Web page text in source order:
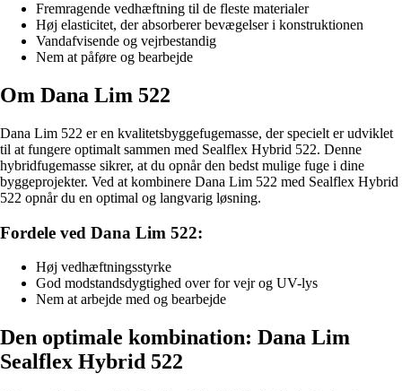
Fremragende vedhæftning til de fleste materialer
Høj elasticitet, der absorberer bevægelser i konstruktionen
Vandafvisende og vejrbestandig
Nem at påføre og bearbejde
Om Dana Lim 522
Dana Lim 522 er en kvalitetsbyggefugemasse, der specielt er udviklet
til at fungere optimalt sammen med Sealflex Hybrid 522. Denne
hybridfugemasse sikrer, at du opnår den bedst mulige fuge i dine
byggeprojekter. Ved at kombinere Dana Lim 522 med Sealflex Hybrid
522 opnår du en optimal og langvarig løsning.
Fordele ved Dana Lim 522:
Høj vedhæftningsstyrke
God modstandsdygtighed over for vejr og UV-lys
Nem at arbejde med og bearbejde
Den optimale kombination: Dana Lim
Sealflex Hybrid 522